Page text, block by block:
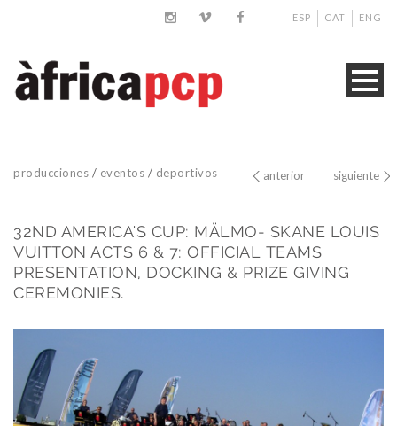
ENG
CAT
ESP
producciones / eventos / deportivos anterior siguiente
32ND AMERICA'S CUP: MÄLMO- SKANE LOUIS
VUITTON ACTS 6 & 7: OFFICIAL TEAMS
PRESENTATION, DOCKING & PRIZE GIVING
CEREMONIES.